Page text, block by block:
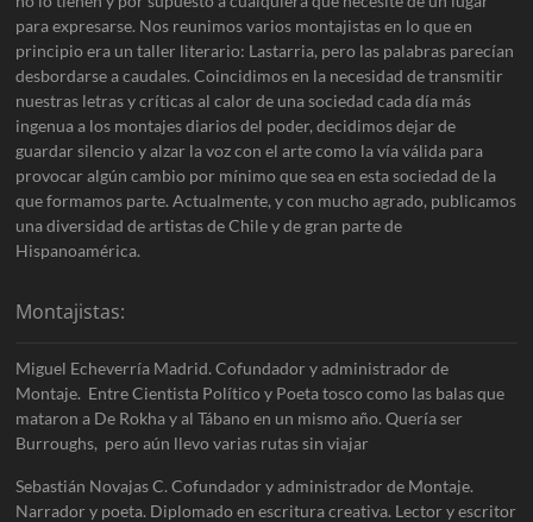
para expresarse. Nos reunimos varios montajistas en lo que en
principio era un taller literario: Lastarria, pero las palabras parecían
desbordarse a caudales. Coincidimos en la necesidad de transmitir
nuestras letras y críticas al calor de una sociedad cada día más
ingenua a los montajes diarios del poder, decidimos dejar de
guardar silencio y alzar la voz con el arte como la vía válida para
provocar algún cambio por mínimo que sea en esta sociedad de la
que formamos parte. Actualmente, y con mucho agrado, publicamos
una diversidad de artistas de Chile y de gran parte de
Hispanoamérica.
Montajistas:
Miguel Echeverría Madrid. Cofundador y administrador de
Montaje. Entre Cientista Político y Poeta tosco como las balas que
mataron a De Rokha y al Tábano en un mismo año. Quería ser
Burroughs, pero aún llevo varias rutas sin viajar
Sebastián Novajas C. Cofundador y administrador de Montaje.
Narrador y poeta. Diplomado en escritura creativa. Lector y escritor